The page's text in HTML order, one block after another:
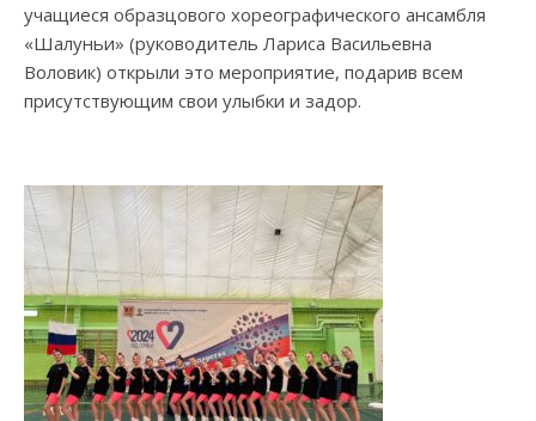
учащиеся образцового хореографического ансамбля
«Шалуньи» (руководитель Лариса Васильевна
Воловик) открыли это мероприятие, подарив всем
присутствующим свои улыбки и задор.